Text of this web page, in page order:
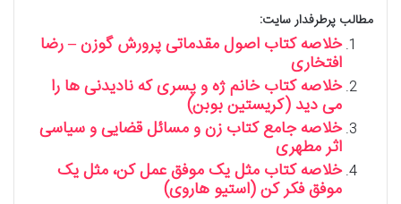
مطالب پرطرفدار سایت:
خلاصه کتاب اصول مقدماتی پرورش گوزن – رضا
افتخاری
خلاصه کتاب خانم ژه و پسری که نادیدنی ها را
می دید (کریستین بوبن)
خلاصه جامع کتاب زن و مسائل قضایی و سیاسی
اثر مطهری
خلاصه کتاب مثل یک موفق عمل کن، مثل یک
موفق فکر کن (استیو هاروی)